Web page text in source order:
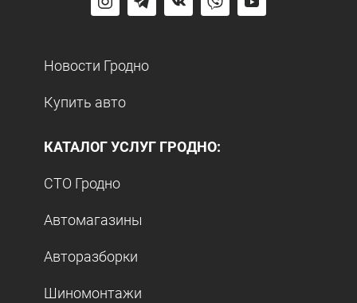
Новости Гродно
Купить авто
КАТАЛОГ УСЛУГ ГРОДНО:
СТО Гродно
Автомагазины
Авторазборки
Шиномонтажи